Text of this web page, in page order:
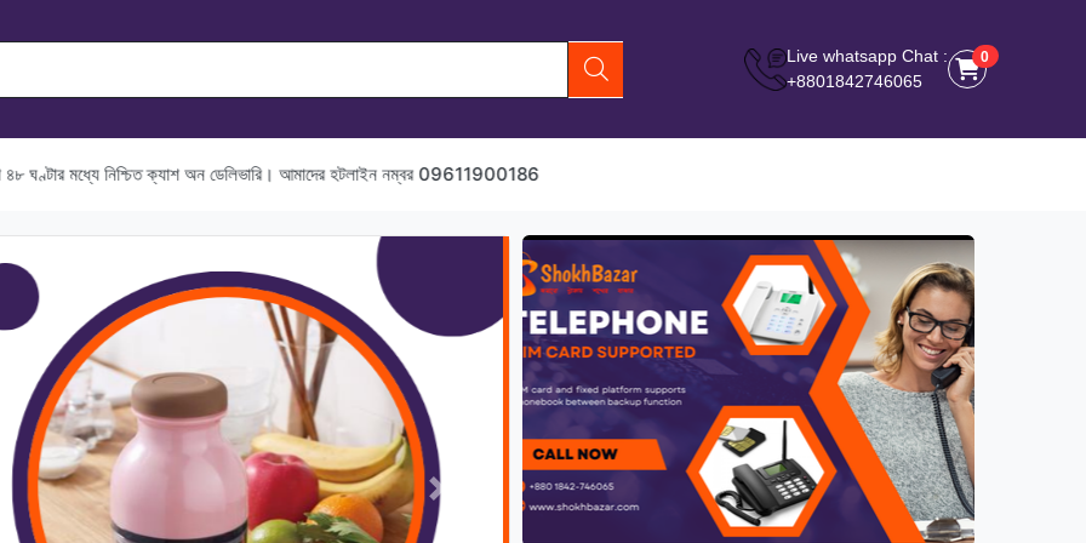
Live whatsapp Chat :
+8801842746065
0
0
ক্যাশ অন ডেলিভারি। আমাদের হটলাইন নম্বর 09611900186